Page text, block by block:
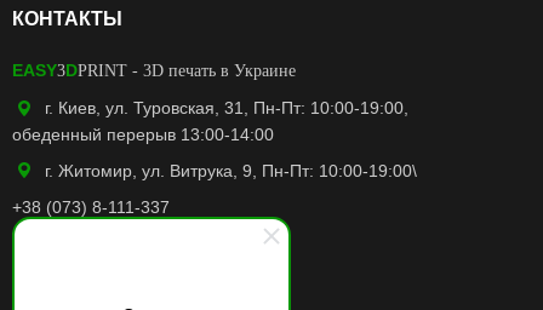
КОНТАКТЫ
EASY3DPRINT - 3D печать в Украине
г. Киев, ул. Туровская, 31, Пн-Пт: 10:00-19:00,
обеденный перерыв 13:00-14:00
г. Житомир, ул. Витрука, 9, Пн-Пт: 10:00-19:00\
+38 (073) 8-111-337
easy3dprint.ua@gmail.com